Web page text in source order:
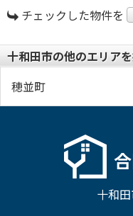
チェックした物件を
十和田市の他のエリア
穂並町
十和